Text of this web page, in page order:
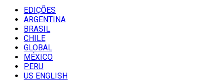
EDIÇÕES
ARGENTINA
BRASIL
CHILE
GLOBAL
MÉXICO
PERU
US ENGLISH